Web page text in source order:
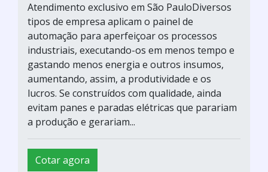
Atendimento exclusivo em São PauloDiversos
tipos de empresa aplicam o painel de
automação para aperfeiçoar os processos
industriais, executando-os em menos tempo e
gastando menos energia e outros insumos,
aumentando, assim, a produtividade e os
lucros. Se construídos com qualidade, ainda
evitam panes e paradas elétricas que parariam
a produção e gerariam...
Cotar agora